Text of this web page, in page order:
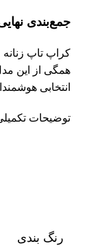
جمع‌بندی
کراپ تاپ
همگی از این
انتخابی
توضیحات
رنگ بندی